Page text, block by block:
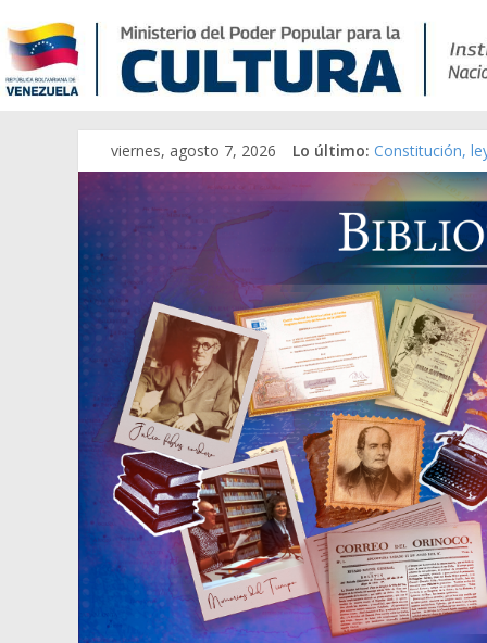
viernes, agosto 7, 2026 Lo último: Constitución,
Una Parálisis
Modesta Bor
Gaceta Oficial
Catálogo